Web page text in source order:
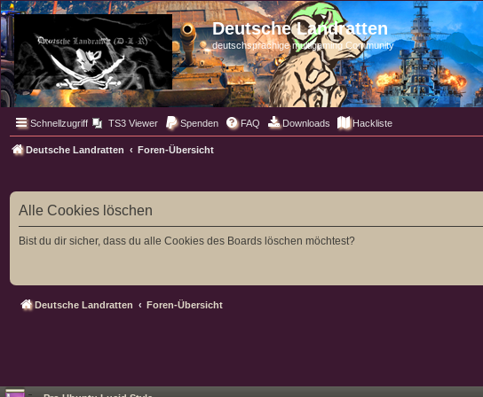
Deutsche Landratten
deutschsprachige multigaming Community
Schnellzugriff TS3 Viewer Spenden FAQ Downloads Hackliste
Deutsche Landratten Foren-Übersicht
Alle Cookies löschen
Bist du dir sicher, dass du alle Cookies des Boards löschen möchtest?
Deutsche Landratten Foren-Übersicht